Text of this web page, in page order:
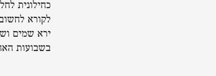
כחילונית
לקורא
ירא שמים
בשבועות